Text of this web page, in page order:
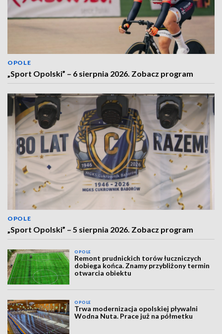
OPOLE
„Sport Opolski” – 6 sierpnia 2026. Zobacz program
OPOLE
„Sport Opolski” – 5 sierpnia 2026. Zobacz program
OPOLE
Remont prudnickich torów łuczniczych
dobiega końca. Znamy przybliżony termin
otwarcia obiektu
OPOLE
Trwa modernizacja opolskiej pływalni
Wodna Nuta. Prace już na półmetku